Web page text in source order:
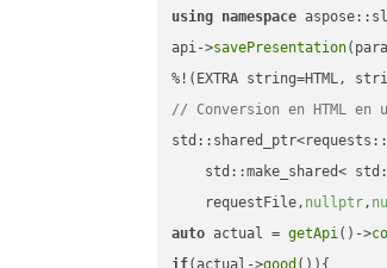
using namespace
api->savePresentation
// Conversion en HTML
std::make_shared<
    requestFile,
nullptr,
auto actual = getApi()->